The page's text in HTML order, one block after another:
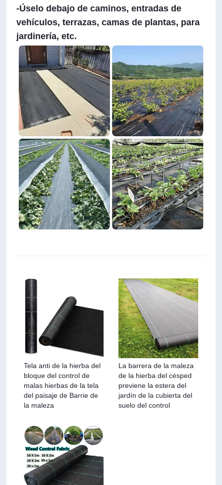
-Úselo debajo de caminos, entradas de
vehículos, terrazas, camas de plantas, para
jardinería, etc.
Tela anti de la hierba del
bloque del control de
malas hierbas de la tela
del paisaje de Barrie de
la maleza
La barrera de la maleza
de la hierba del césped
previene la estera del
jardín de la cubierta del
suelo del control